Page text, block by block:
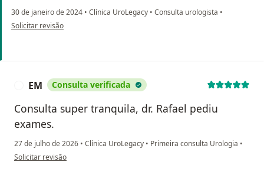
30 de janeiro de 2024 • Clínica UroLegacy • Consulta urologista •
na opinião do utilizador Valmir Manhãs Quesada
Solicitar revisão
EM Consulta verificada
Consulta super tranquila, dr. Rafael pediu
exames.
27 de julho de 2026 • Clínica UroLegacy • Primeira consulta Urologia •
na opinião do utilizador EM
Solicitar revisão